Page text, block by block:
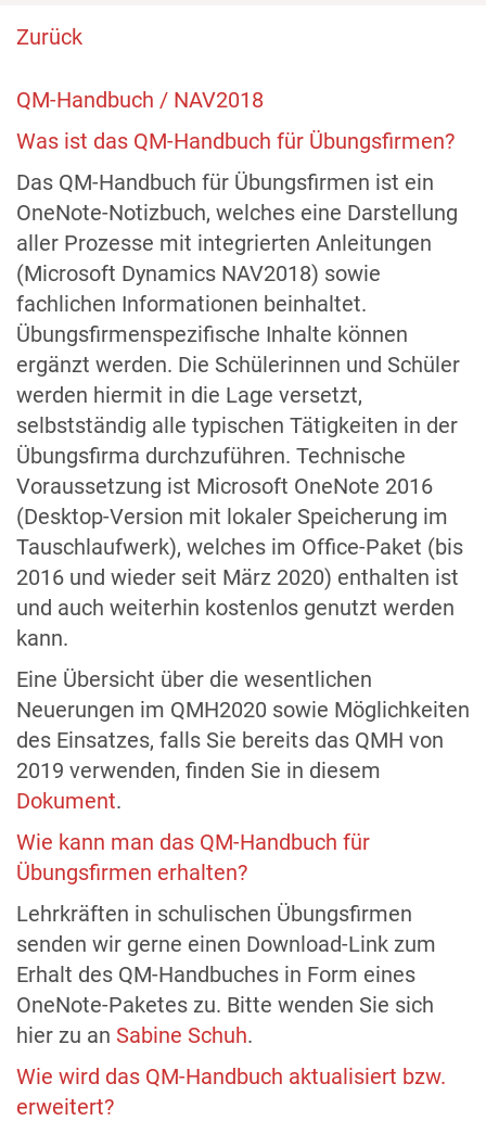
Zurück
QM-Handbuch / NAV2018
Was ist das QM-Handbuch für Übungsfirmen?
Das QM-Handbuch für Übungsfirmen ist ein
OneNote-Notizbuch, welches eine Darstellung
aller Prozesse mit integrierten Anleitungen
(Microsoft Dynamics NAV2018) sowie
fachlichen Informationen beinhaltet.
Übungsfirmenspezifische Inhalte können
ergänzt werden. Die Schülerinnen und Schüler
werden hiermit in die Lage versetzt,
selbstständig alle typischen Tätigkeiten in der
Übungsfirma durchzuführen. Technische
Voraussetzung ist Microsoft OneNote 2016
(Desktop-Version mit lokaler Speicherung im
Tauschlaufwerk), welches im Office-Paket (bis
2016 und wieder seit März 2020) enthalten ist
und auch weiterhin kostenlos genutzt werden
kann.
Eine Übersicht über die wesentlichen
Neuerungen im QMH2020 sowie Möglichkeiten
des Einsatzes, falls Sie bereits das QMH von
2019 verwenden, finden Sie in diesem
Dokument.
Wie kann man das QM-Handbuch für
Übungsfirmen erhalten?
Lehrkräften in schulischen Übungsfirmen
senden wir gerne einen Download-Link zum
Erhalt des QM-Handbuches in Form eines
OneNote-Paketes zu. Bitte wenden Sie sich
hier zu an Sabine Schuh.
Wie wird das QM-Handbuch aktualisiert bzw.
erweitert?